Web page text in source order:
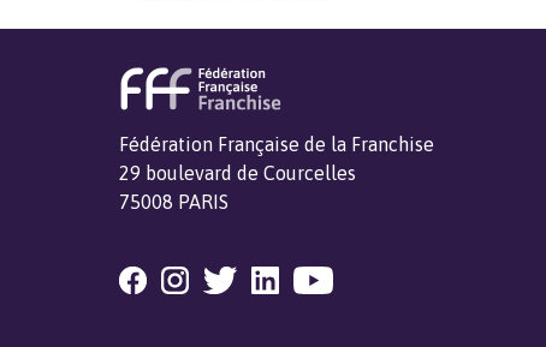
Fédération Française de la Franchise
29 boulevard de Courcelles
75008 PARIS